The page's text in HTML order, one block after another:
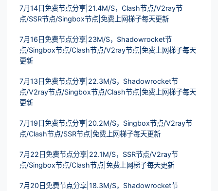
7月14日免费节点分享|21.4M/S，Clash节点/V2ray节
点/SSR节点/Singbox节点|免费上网梯子每天更新
7月16日免费节点分享|23M/S，Shadowrocket节
点/Singbox节点/Clash节点/V2ray节点|免费上网梯子每天
更新
7月13日免费节点分享|22.3M/S，Shadowrocket节
点/V2ray节点/Singbox节点/Clash节点|免费上网梯子每天
更新
7月19日免费节点分享|20.2M/S，Singbox节点/V2ray节
点/Clash节点/SSR节点|免费上网梯子每天更新
7月22日免费节点分享|22.1M/S，SSR节点/V2ray节
点/Singbox节点/Clash节点|免费上网梯子每天更新
7月20日免费节点分享|18.3M/S，Shadowrocket节